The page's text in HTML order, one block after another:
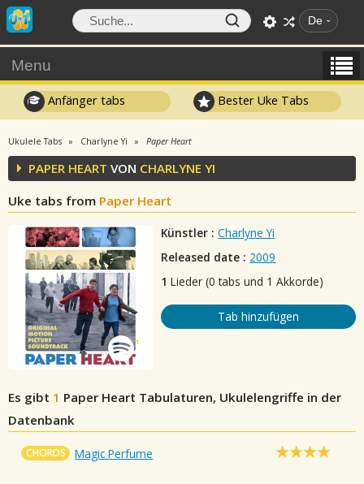
De
Menu
Anfänger tabs Bester Uke Tabs
Ukulele Tabs Charlyne Yi Paper Heart
PAPER HEART VON CHARLYNE YI
Uke tabs from Paper Heart
Künstler : Charlyne Yi
Released date : 2009
1 Lieder (0 tabs und 1 Akkorde)
Tab hinzufügen
Es gibt 1 Paper Heart Tabulaturen, Ukulelengriffe in der
Datenbank
CHORDS Magic Perfume